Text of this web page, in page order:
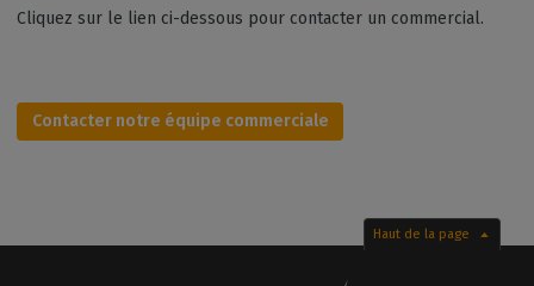
Cliquez sur le lien ci-dessous pour contacter un commercial.
Contacter notre équipe commerciale
Haut de la page